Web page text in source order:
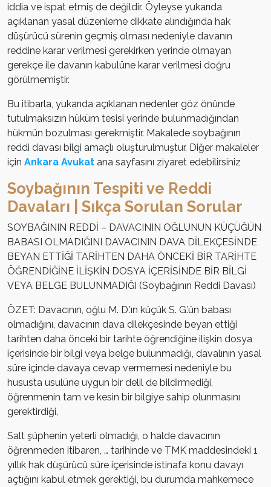
iddia ve ispat etmiş de değildir. Öyleyse yukarıda
açıklanan yasal düzenleme dikkate alındığında hak
düşürücü sürenin geçmiş olması nedeniyle davanın
reddine karar verilmesi gerekirken yerinde olmayan
gerekçe ile davanın kabulüne karar verilmesi doğru
görülmemiştir.
Bu itibarla, yukarıda açıklanan nedenler göz önünde
tutulmaksızın hüküm tesisi yerinde bulunmadığından
hükmün bozulması gerekmiştir. Makalede soybağının
reddi davası bilgi amaçlı oluşturulmuştur. Diğer makaleler
için Ankara Avukat ana sayfasını ziyaret edebilirsiniz
Soybağının Tespiti ve Reddi
Davaları | Sıkça Sorulan Sorular
SOYBAĞININ REDDİ – DAVACININ OĞLUNUN KÜÇÜĞÜN
BABASI OLMADIĞINI DAVACININ DAVA DİLEKÇESİNDE
BEYAN ETTİĞİ TARİHTEN DAHA ÖNCEKİ BİR TARİHTE
ÖĞRENDİĞİNE İLİŞKİN DOSYA İÇERİSİNDE BİR BİLGİ
VEYA BELGE BULUNMADIĞI (Soybağının Reddi Davası)
ÖZET: Davacının, oğlu M. D.’ın küçük S. G.’ün babası
olmadığını, davacının dava dilekçesinde beyan ettiği
tarihten daha önceki bir tarihte öğrendiğine ilişkin dosya
içerisinde bir bilgi veya belge bulunmadığı, davalının yasal
süre içinde davaya cevap vermemesi nedeniyle bu
hususta usulüne uygun bir delil de bildirmediği,
öğrenmenin tam ve kesin bir bilgiye sahip olunmasını
gerektirdiği,
Salt şüphenin yeterli olmadığı, o halde davacının
öğrenmeden itibaren, … tarihinde ve TMK maddesindeki 1
yıllık hak düşürücü süre içerisinde istinafa konu davayı
açtığını kabul etmek gerektiği, bu durumda mahkemece